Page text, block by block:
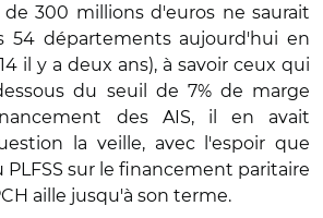
300 millions d'euros ne saurait
54 départements aujourd'hui en
il y a deux ans), à savoir ceux qui
du seuil de 7% de marge
des AIS, il en avait
la veille, avec l'espoir que
sur le financement paritaire
aille jusqu'à son terme.